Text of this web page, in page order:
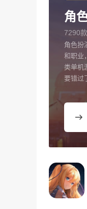
角
7290
角色扮
和职业
类单机
要错过